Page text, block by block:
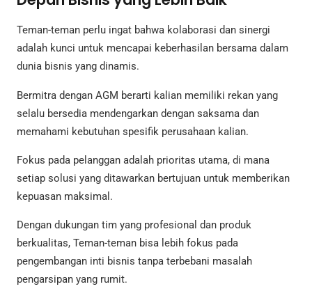
Teman-teman perlu ingat bahwa kolaborasi dan sinergi
adalah kunci untuk mencapai keberhasilan bersama dalam
dunia bisnis yang dinamis.
Bermitra dengan AGM berarti kalian memiliki rekan yang
selalu bersedia mendengarkan dengan saksama dan
memahami kebutuhan spesifik perusahaan kalian.
Fokus pada pelanggan adalah prioritas utama, di mana
setiap solusi yang ditawarkan bertujuan untuk memberikan
kepuasan maksimal.
Dengan dukungan tim yang profesional dan produk
berkualitas, Teman-teman bisa lebih fokus pada
pengembangan inti bisnis tanpa terbebani masalah
pengarsipan yang rumit.